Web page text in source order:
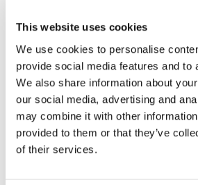
This website uses cookies
We use cookies to personalise
provide social media features and to
We also share information about
our social media, advertising and
may combine it with other
provided to them or that they’ve
of their services.
Artículos dedicados al inglés en el
Artículos con consejos y noticias
inglés.
Artículos divertidos sobre cine y
Siendo mayor de 16 años, declaro que
tratamiento de mis datos personales de
privacidad
Deseo recibir comunicaciones